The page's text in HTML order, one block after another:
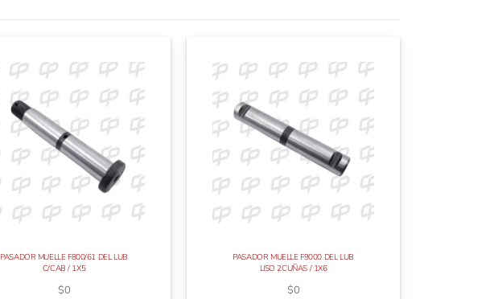
PASADOR MUELLE F800/61 DEL LUB
C/CAB / 1X5
$0
PASADOR MUELLE F9000 DEL LUB
LISO 2CUÑAS / 1X6
$0